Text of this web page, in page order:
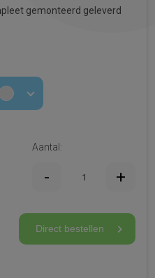
gemonteerd geleverd
Aantal:
Direct bestellen